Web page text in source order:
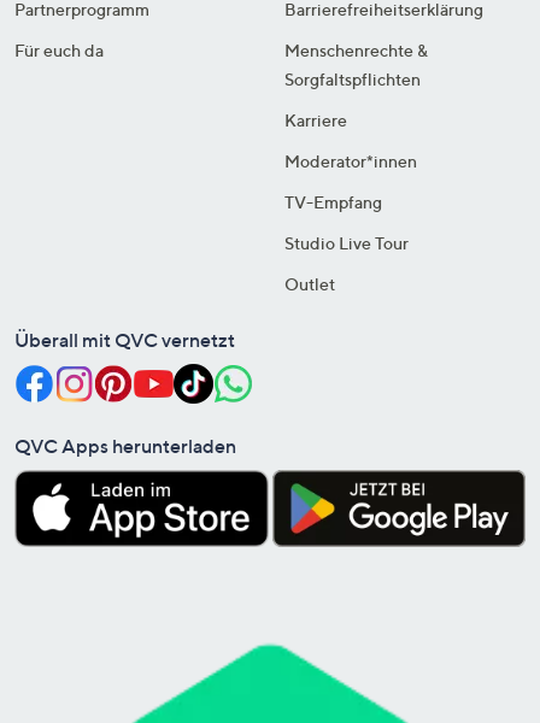
Partnerprogramm
Für euch da
Barrierefreiheitserklärung
Menschenrechte &
Sorgfaltspflichten
Karriere
Moderator*innen
TV-Empfang
Studio Live Tour
Outlet
Überall mit QVC vernetzt
QVC Apps herunterladen